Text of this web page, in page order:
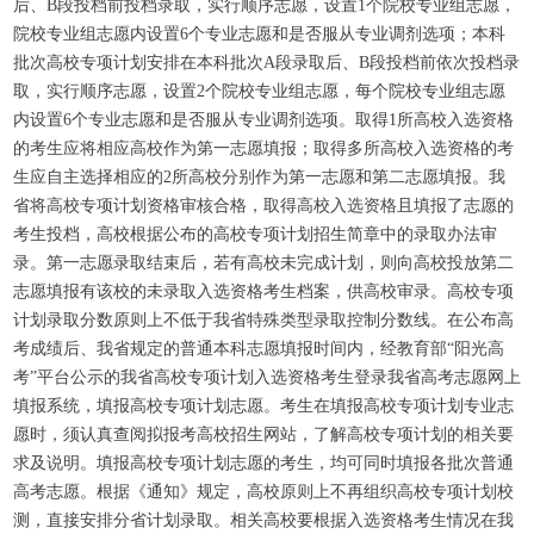
后、B段投档前投档录取，实行顺序志愿，设置1个院校专业组志愿，
院校专业组志愿内设置6个专业志愿和是否服从专业调剂选项；本科
批次高校专项计划安排在本科批次A段录取后、B段投档前依次投档录
取，实行顺序志愿，设置2个院校专业组志愿，每个院校专业组志愿
内设置6个专业志愿和是否服从专业调剂选项。取得1所高校入选资格
的考生应将相应高校作为第一志愿填报；取得多所高校入选资格的考
生应自主选择相应的2所高校分别作为第一志愿和第二志愿填报。我
省将高校专项计划资格审核合格，取得高校入选资格且填报了志愿的
考生投档，高校根据公布的高校专项计划招生简章中的录取办法审
录。第一志愿录取结束后，若有高校未完成计划，则向高校投放第二
志愿填报有该校的未录取入选资格考生档案，供高校审录。高校专项
计划录取分数原则上不低于我省特殊类型录取控制分数线。在公布高
考成绩后、我省规定的普通本科志愿填报时间内，经教育部“阳光高
考”平台公示的我省高校专项计划入选资格考生登录我省高考志愿网上
填报系统，填报高校专项计划志愿。考生在填报高校专项计划专业志
愿时，须认真查阅拟报考高校招生网站，了解高校专项计划的相关要
求及说明。填报高校专项计划志愿的考生，均可同时填报各批次普通
高考志愿。根据《通知》规定，高校原则上不再组织高校专项计划校
测，直接安排分省计划录取。相关高校要根据入选资格考生情况在我